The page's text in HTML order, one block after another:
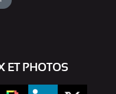
ET PHOTOS